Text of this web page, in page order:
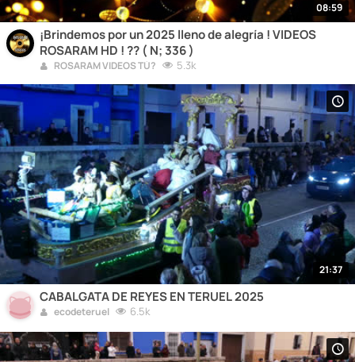
08:59
¡Brindemos por un 2025 lleno de alegría ! VIDEOS
ROSARAM HD ! ?? ( N; 336 )
ROSARAM VIDEOS TÚ? 5.3k
21:37
CABALGATA DE REYES EN TERUEL 2025
ecodeteruel 6.5k